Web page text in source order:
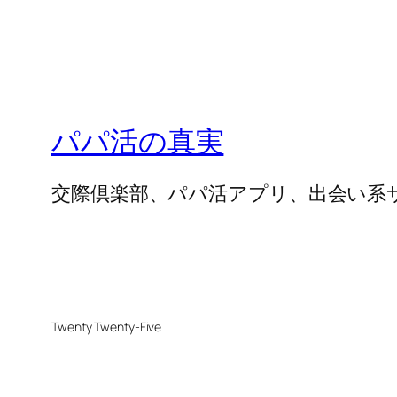
パパ活の真実
交際倶楽部、パパ活アプリ、出会い系
Twenty Twenty-Five